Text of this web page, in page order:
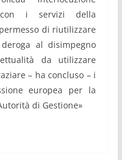
con i servizi della
di riutilizzare
al disimpegno
da utilizzare
– ha concluso – i
europea per la
di Gestione»